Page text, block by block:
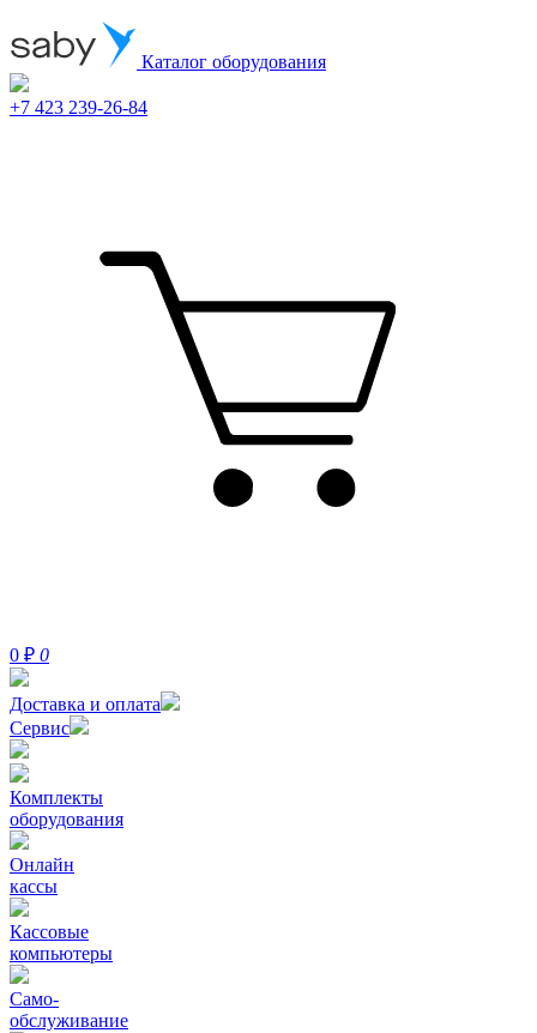
Каталог оборудования
+7 423 239-26-84
0 ₽ 0
Доставка и оплата
Сервис
Комплекты
оборудования
Онлайн
кассы
Кассовые
компьютеры
Само-
обслуживание